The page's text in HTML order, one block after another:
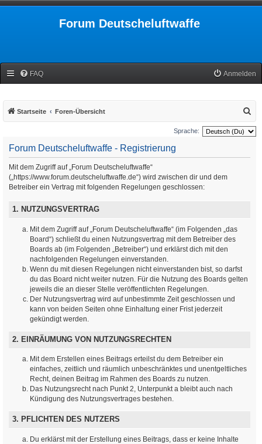
Forum Deutscheluftwaffe
FAQ Anmelden
Startseite Foren-Übersicht
u
c
Sprache:
Forum Deutscheluftwaffe - Registrierung
Mit dem Zugriff auf „Forum Deutscheluftwaffe“
(„https://www.forum.deutscheluftwaffe.de“) wird zwischen dir und dem
Betreiber ein Vertrag mit folgenden Regelungen geschlossen:
1. NUTZUNGSVERTRAG
Mit dem Zugriff auf „Forum Deutscheluftwaffe“ (im Folgenden „das
Board“) schließt du einen Nutzungsvertrag mit dem Betreiber des
Boards ab (im Folgenden „Betreiber“) und erklärst dich mit den
nachfolgenden Regelungen einverstanden.
Wenn du mit diesen Regelungen nicht einverstanden bist, so darfst
du das Board nicht weiter nutzen. Für die Nutzung des Boards gelten
jeweils die an dieser Stelle veröffentlichten Regelungen.
Der Nutzungsvertrag wird auf unbestimmte Zeit geschlossen und
kann von beiden Seiten ohne Einhaltung einer Frist jederzeit
gekündigt werden.
2. EINRÄUMUNG VON NUTZUNGSRECHTEN
Mit dem Erstellen eines Beitrags erteilst du dem Betreiber ein
einfaches, zeitlich und räumlich unbeschränktes und unentgeltliches
Recht, deinen Beitrag im Rahmen des Boards zu nutzen.
Das Nutzungsrecht nach Punkt 2, Unterpunkt a bleibt auch nach
Kündigung des Nutzungsvertrages bestehen.
3. PFLICHTEN DES NUTZERS
Du erklärst mit der Erstellung eines Beitrags, dass er keine Inhalte